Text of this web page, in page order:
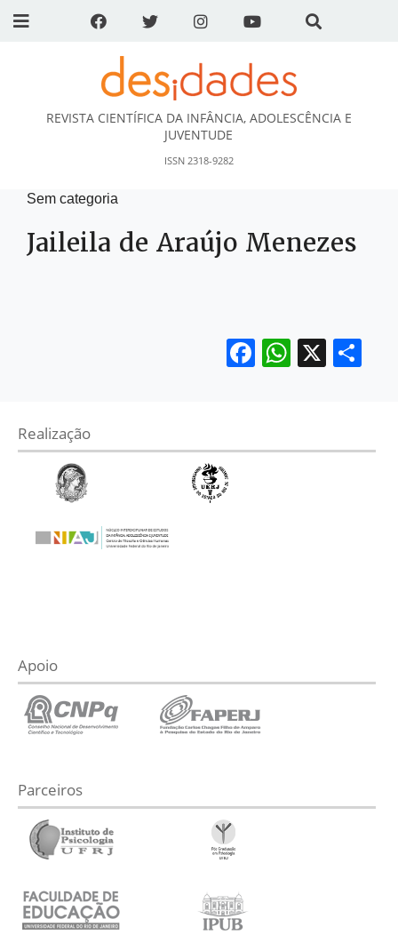
DESidades
REVISTA CIENTÍFICA DA INFÂNCIA, ADOLESCÊNCIA E
JUVENTUDE
ISSN 2318-9282
Sem categoria
Jaileila de Araújo Menezes
Facebook
X
Realização
Apoio
Parceiros